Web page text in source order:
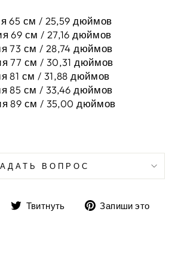
65 см / 25,59 дюймов
69 см / 27,16 дюймов
73 см / 28,74 дюймов
77 см / 30,31 дюймов
81 см / 31,88 дюймов
85 см / 33,46 дюймов
89 см / 35,00 дюймов
ВОПРОС
Поделиться
Твитнуть
ТвитнутьЗапиши это